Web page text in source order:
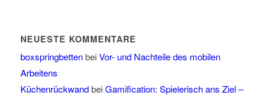
NEUESTE KOMMENTARE
boxspringbettenbeiVor- und Nachteile des mobilen
Arbeitens
KüchenrückwandbeiGamification: Spielerisch ans Ziel –